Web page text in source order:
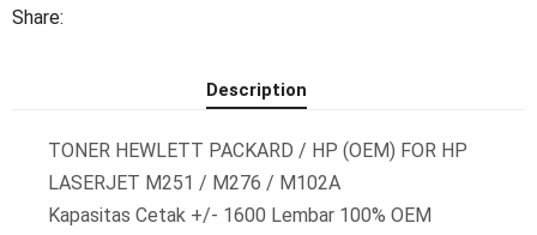
Share:
Description
TONER HEWLETT PACKARD / HP (OEM) FOR HP
LASERJET M251 / M276 / M102A
Kapasitas Cetak +/- 1600 Lembar 100% OEM